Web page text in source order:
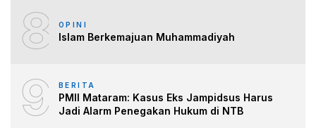
8 OPINI
Islam Berkemajuan Muhammadiyah
9 BERITA
PMII Mataram: Kasus Eks Jampidsus Harus
Jadi Alarm Penegakan Hukum di NTB